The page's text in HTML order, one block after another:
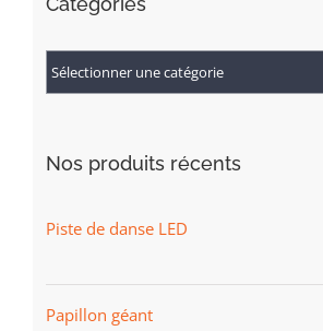
Nos produits récents
Piste de danse LED
Papillon géant